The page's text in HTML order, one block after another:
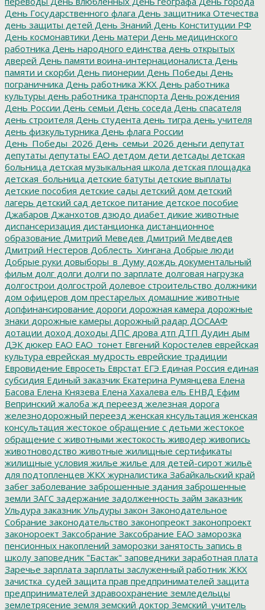
День Государственного флага День защитника Отечества
день защиты детей День Знаний День Конституции РФ
День космонавтики День матери День медицинского
работника День народного единства день открытых
дверей День памяти воина-интернационалиста День
памяти и скорби День пионерии День Победы День
пограничника День работника ЖКХ День работника
культуры день работника транспорта День рождения
День России День семьи День соседа День спасателя
день строителя День студента день тигра день учителя
день физкультурника День флага России
День_Победы_2026 День_семьи_2026 деньги депутат
депутаты депутаты ЕАО детдом дети детсады детская
больница детская музыкальная школа детская площадка
детская_больница детские батуты детские выплаты
детские пособия детские сады детский дом детский
лагерь детский сад детское питание детское пособие
Джабаров Джанхотов дзюдо диабет дикие животные
диспансеризация дистанционка дистанционное
образование Дмитрий Меведев Дмитрий Медведев
Дмитрий Нестеров Доблесть_Хингана Добрые люди
Добрые руки довыборы_в_Думу дождь документальный
фильм долг долги долги по зарплате долговая нагрузка
долгострои долгострой долевое строительство должники
дом офицеров дом престарелых домашние животные
допфинансирование дороги дорожная камера дорожные
знаки дорожные камеры дорожный радар ДОСААФ
дотации доход доходы ДПС дрова дтп ДТП Дудин дым
ДЭК дюкер ЕАО ЕАО_тонет Евгений Коростелев еврейская
культура еврейская_мудрость еврейские традиции
Евровидение Евросеть Еврстат ЕГЭ Единая Россия единая
субсидия Единый заказчик Екатерина Румянцева Елена
Басова Елена Князева Елена Хахалева ель ЕНВД Ефим
Вепринский жалоба жд переезд железная дорога
железнодорожный переезд женская кнсультация женская
консультация жестокое обращение с детьми жестокое
обращение с животными жестокость живодер живопись
животноводство животные жилищные сертификаты
жилищные условия жилье жилье для детей-сирот жильё
для подтопленцев ЖКХ журналистика Забайкальский край
забег заболевание заброшенные здания заброшенные
земли ЗАГС задержание задолженность займ заказник
Ульдура заказник Ульдуры закон Законодательное
Собрание законодательство законопреокт законопроект
законороект Заксобрание Заксобрание ЕАО заморозка
пенсионных накоплений заморозки занятость запись в
школу заповедник "Бастак" заповедники заработная плата
Заречье зарплата зарплаты заслуженный работник ЖКХ
зачистка_судей защита прав предпринимателей защита
предпринимателей здравоохранение земледельцы
землетрясение земля земский доктор Земский_учитель